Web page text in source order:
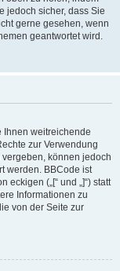
jedoch sicher, dass Sie
gerne gesehen, wenn
geantwortet wird.
Ihnen weitreichende
zur Verwendung
können jedoch
werden. BBCode ist
(„[“ und „]“) statt
Informationen zu
von der Seite zur